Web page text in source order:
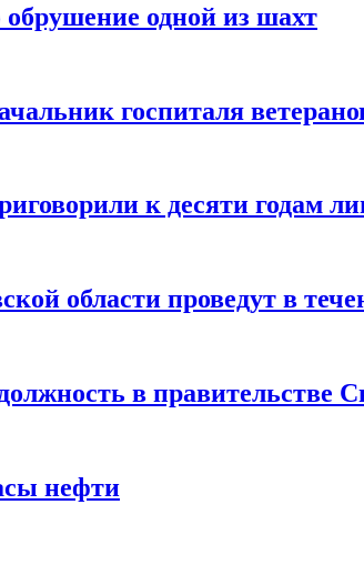
одной из шахт
госпиталя
к десяти годам
области проведут в
в правительстве
нефти